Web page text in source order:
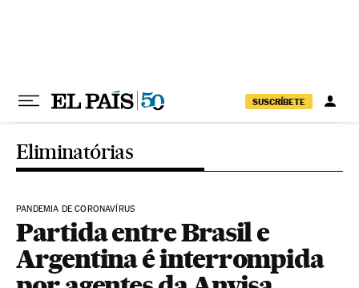
SUSCRÍBETE
Eliminatórias
PANDEMIA DE CORONAVÍRUS
Partida entre Brasil e
Argentina é interrompida